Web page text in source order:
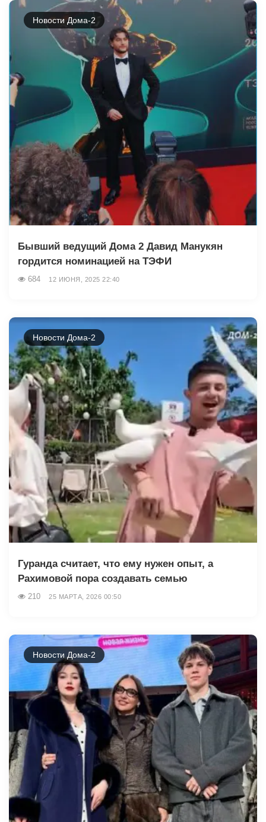
Новости Дома-2
Бывший ведущий Дома 2 Давид Манукян
гордится номинацией на ТЭФИ
684 12 ИЮНЯ, 2025 22:40
Новости Дома-2
Гуранда считает, что ему нужен опыт, а
Рахимовой пора создавать семью
210 25 МАРТА, 2026 00:50
Новости Дома-2